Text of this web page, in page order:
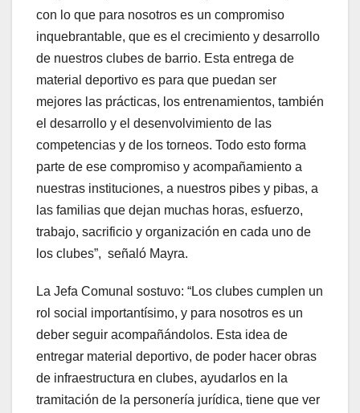
con lo que para nosotros es un compromiso
inquebrantable, que es el crecimiento y desarrollo
de nuestros clubes de barrio. Esta entrega de
material deportivo es para que puedan ser
mejores las prácticas, los entrenamientos, también
el desarrollo y el desenvolvimiento de las
competencias y de los torneos. Todo esto forma
parte de ese compromiso y acompañamiento a
nuestras instituciones, a nuestros pibes y pibas, a
las familias que dejan muchas horas, esfuerzo,
trabajo, sacrificio y organización en cada uno de
los clubes”, señaló Mayra.
La Jefa Comunal sostuvo: “Los clubes cumplen un
rol social importantísimo, y para nosotros es un
deber seguir acompañándolos. Esta idea de
entregar material deportivo, de poder hacer obras
de infraestructura en clubes, ayudarlos en la
tramitación de la personería jurídica, tiene que ver